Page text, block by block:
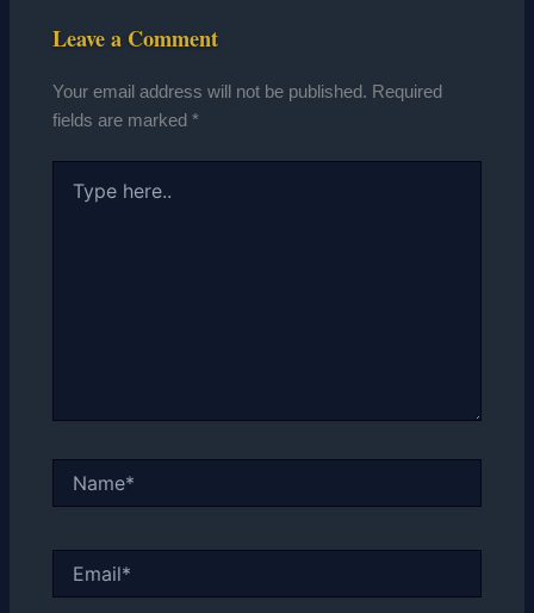
Leave a Comment
Your email address will not be published. Required
fields are marked*
here..